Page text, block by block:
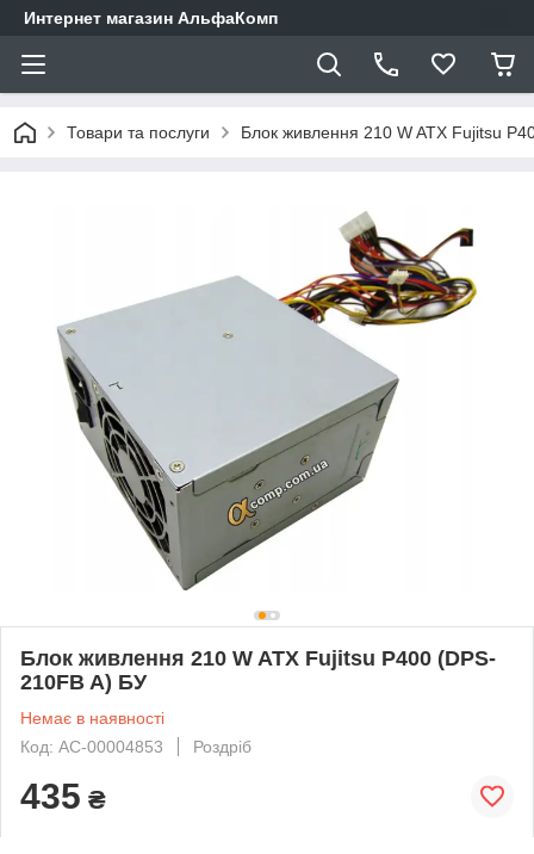
Интернет магазин АльфаКомп
Товари та послуги Блок живлення 210 W ATX Fujitsu
Блок живлення 210 W ATX Fujitsu P400 (DPS-
210FB A) БУ
Немає в наявності
Код: AC-00004853
Роздріб
435 ₴